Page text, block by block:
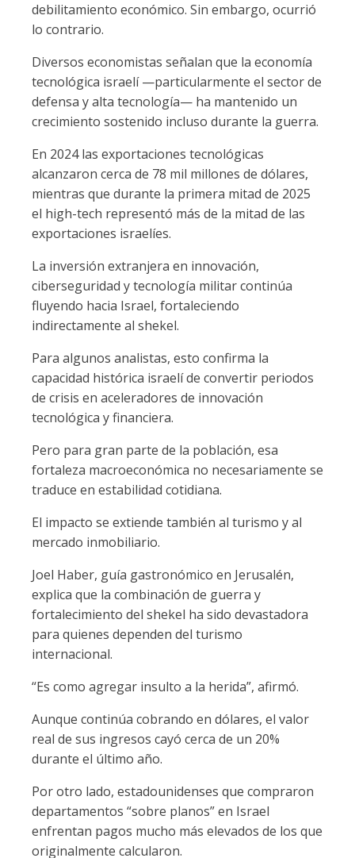
debilitamiento económico. Sin embargo, ocurrió
lo contrario.
Diversos economistas señalan que la economía
tecnológica israelí —particularmente el sector de
defensa y alta tecnología— ha mantenido un
crecimiento sostenido incluso durante la guerra.
En 2024 las exportaciones tecnológicas
alcanzaron cerca de 78 mil millones de dólares,
mientras que durante la primera mitad de 2025
el high-tech representó más de la mitad de las
exportaciones israelíes.
La inversión extranjera en innovación,
ciberseguridad y tecnología militar continúa
fluyendo hacia Israel, fortaleciendo
indirectamente al shekel.
Para algunos analistas, esto confirma la
capacidad histórica israelí de convertir periodos
de crisis en aceleradores de innovación
tecnológica y financiera.
Pero para gran parte de la población, esa
fortaleza macroeconómica no necesariamente se
traduce en estabilidad cotidiana.
El impacto se extiende también al turismo y al
mercado inmobiliario.
Joel Haber, guía gastronómico en Jerusalén,
explica que la combinación de guerra y
fortalecimiento del shekel ha sido devastadora
para quienes dependen del turismo
internacional.
“Es como agregar insulto a la herida”, afirmó.
Aunque continúa cobrando en dólares, el valor
real de sus ingresos cayó cerca de un 20%
durante el último año.
Por otro lado, estadounidenses que compraron
departamentos “sobre planos” en Israel
enfrentan pagos mucho más elevados de los que
originalmente calcularon.